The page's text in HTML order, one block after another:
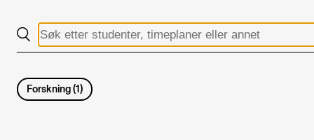
Alle studier
Master
Forskning (1 )